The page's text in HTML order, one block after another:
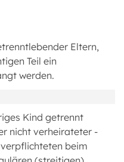
Eltern,
Teil ein
werden.
Kind getrennt
nicht verheirateter -
beim